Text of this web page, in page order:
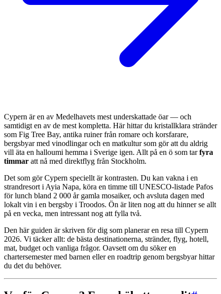
Cypern är en av Medelhavets mest underskattade öar — och
samtidigt en av de mest kompletta. Här hittar du kristallklara stränder
som Fig Tree Bay, antika ruiner från romare och korsfarare,
bergsbyar med vinodlingar och en matkultur som gör att du aldrig
vill äta en halloumi hemma i Sverige igen. Allt på en ö som tarfyra
timmar att nå med direktflyg från Stockholm.
Det som gör Cypern speciellt är kontrasten. Du kan vakna i en
strandresort i Ayia Napa, köra en timme till UNESCO-listade Pafos
för lunch bland 2 000 år gamla mosaiker, och avsluta dagen med
lokalt vin i en bergsby i Troodos. Ön är liten nog att du hinner se allt
på en vecka, men intressant nog att fylla två.
Den här guiden är skriven för dig som planerar en resa till Cypern
2026. Vi täcker allt: de bästa destinationerna, stränder, flyg, hotell,
mat, budget och vanliga frågor. Oavsett om du söker en
chartersemester med barnen eller en roadtrip genom bergsbyar hittar
du det du behöver.